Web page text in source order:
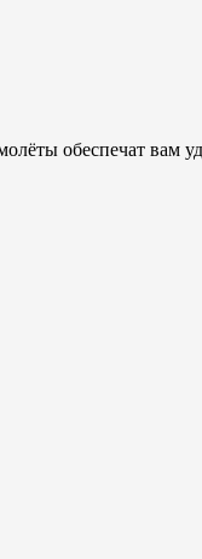
обеспечат вам